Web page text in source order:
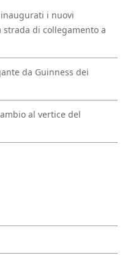
i nuovi
di collegamento a
da Guinness dei
al vertice del